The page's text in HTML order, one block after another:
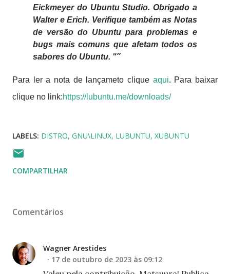
Eickmeyer do Ubuntu Studio. Obrigado a
Walter e Erich. Verifique também as Notas
de versão do Ubuntu para problemas e
bugs mais comuns que afetam todos os
sabores do Ubuntu. "
Para ler a nota de lançameto clique aqui. Para baixar
clique no link:https://lubuntu.me/downloads/
LABELS: DISTRO GNU\LINUX LUBUNTU XUBUNTU
COMPARTILHAR
Comentários
Wagner Arestides
17 de outubro de 2023 às 09:12